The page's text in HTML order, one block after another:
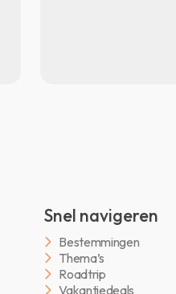
Snel navigeren
Bestemmingen
Thema’s
Roadtrip
Vakantiedeals